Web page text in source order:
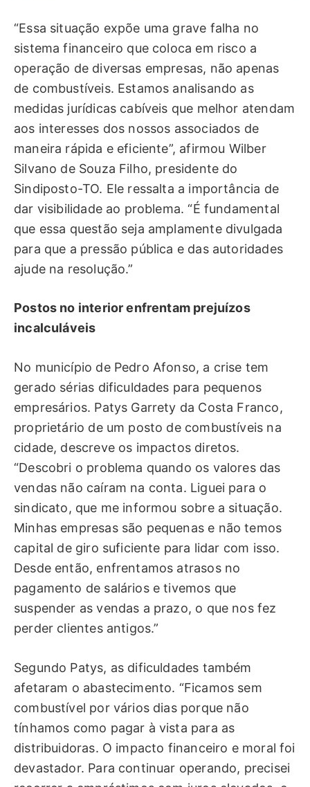
“Essa situação expõe uma grave falha no
sistema financeiro que coloca em risco a
operação de diversas empresas, não apenas
de combustíveis. Estamos analisando as
medidas jurídicas cabíveis que melhor atendam
aos interesses dos nossos associados de
maneira rápida e eficiente”, afirmou Wilber
Silvano de Souza Filho, presidente do
Sindiposto-TO. Ele ressalta a importância de
dar visibilidade ao problema. “É fundamental
que essa questão seja amplamente divulgada
para que a pressão pública e das autoridades
ajude na resolução.”
Postos no interior enfrentam prejuízos
incalculáveis
No município de Pedro Afonso, a crise tem
gerado sérias dificuldades para pequenos
empresários. Patys Garrety da Costa Franco,
proprietário de um posto de combustíveis na
cidade, descreve os impactos diretos.
“Descobri o problema quando os valores das
vendas não caíram na conta. Liguei para o
sindicato, que me informou sobre a situação.
Minhas empresas são pequenas e não temos
capital de giro suficiente para lidar com isso.
Desde então, enfrentamos atrasos no
pagamento de salários e tivemos que
suspender as vendas a prazo, o que nos fez
perder clientes antigos.”
Segundo Patys, as dificuldades também
afetaram o abastecimento. “Ficamos sem
combustível por vários dias porque não
tínhamos como pagar à vista para as
distribuidoras. O impacto financeiro e moral foi
devastador. Para continuar operando, precisei